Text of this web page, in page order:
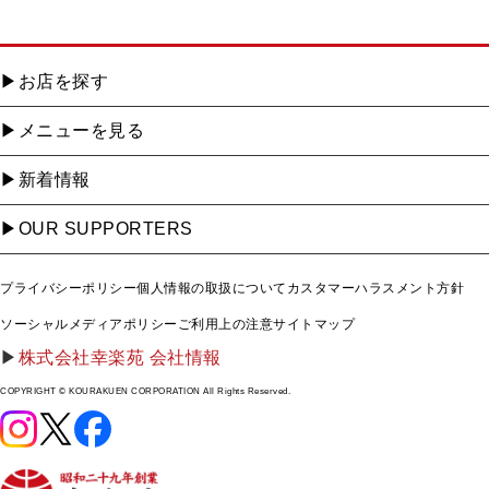
お店を探す
メニューを見る
新着情報
OUR SUPPORTERS
プライバシーポリシー個人情報の取扱について カスタマーハラスメント方針
ソーシャルメディアポリシー ご利用上の注意サイトマップ
株式会社幸楽苑 会社情報
COPYRIGHT © KOURAKUEN CORPORATION All Rights Reserved.